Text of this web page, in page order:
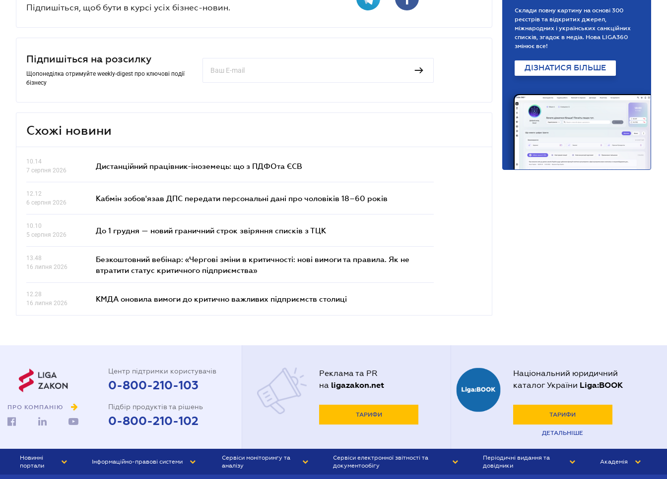
Підпишіться, щоб бути в курсі усіх бізнес-новин.
Підпишіться на розсилку
Щопонеділка отримуйте weekly-digest про ключові події
бізнесу
Схожі новини
10.14
7 серпня 2026
Дистанційний працівник-іноземець: що з ПДФОта ЄСВ
12.12
6 серпня 2026
Кабмін зобов'язав ДПС передати персональні дані про чоловіків 18–60 років
10.10
5 серпня 2026
До 1 грудня — новий граничний строк звіряння списків з ТЦК
13.48
16 липня 2026
Безкоштовний вебінар: «Чергові зміни в критичності: нові вимоги та правила. Як не
втратити статус критичного підприємства»
12.28
16 липня 2026
КМДА оновила вимоги до критично важливих підприємств столиці
Склади повну картину на основі 300
реєстрів та відкритих джерел,
міжнародних і українських санкційних
списків, згадок в медіа. Нова LIGA360
змінює все!
ДІЗНАТИСЯ БІЛЬШЕ
ПРО КОМПАНІЮ
Центр підтримки користувачів
0-800-210-103
Підбір продуктів та рішень
0-800-210-102
Реклама та PR
на ligazakon.net
ТАРИФИ
Національний юридичний
каталог України Liga:BOOK
ТАРИФИ
ДЕТАЛЬНІШЕ
Новинні
портали
Інформаційно-правові системи
Сервіси моніторингу та
аналізу
Сервіси електронної звітності та
документообігу
Періодичні видання та
довідники
Академія